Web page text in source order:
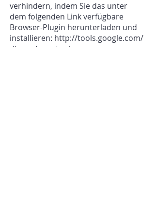
verhindern, indem Sie das unter
dem folgenden Link verfügbare
Browser-Plugin herunterladen und
installieren: http://tools.google.com/
dlpage/gaoptout